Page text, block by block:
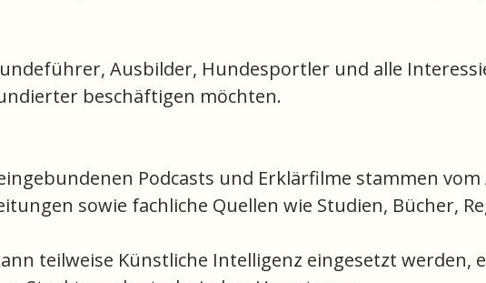
Ausbilder, Hundesportler und alle
beschäftigen möchten.
Podcasts und Erklärfilme stammen
sowie fachliche Quellen wie Studien, Bücher,
teilweise Künstliche Intelligenz eingesetzt werden,